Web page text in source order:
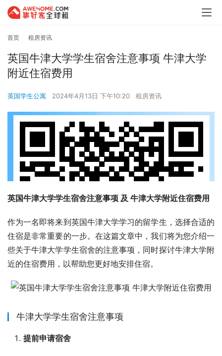
首页 租房资讯
英国牛津大学学生宿舍注意事项 牛津大学
附近住宿费用
英国学生公寓 2024年4月13日 下午10:20 租房资讯
英国牛津大学学生宿舍注意事项 及 牛津大学附近住宿费用
作为一名即将来到英国牛津大学学习的留学生，选择合适的
住宿是非常重要的一步。在这篇文章中，我们将为您介绍一
些关于牛津大学学生宿舍的注意事项，同时探讨牛津大学附
近的住宿费用，以帮助您更好地安排住宿。
牛津大学学生宿舍注意事项
提前申请宿舍